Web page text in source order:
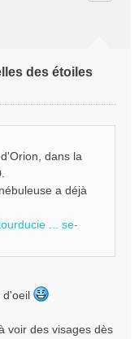
des étoiles
dans la
a déjà
... se-
d'oeil
voir des visages dès